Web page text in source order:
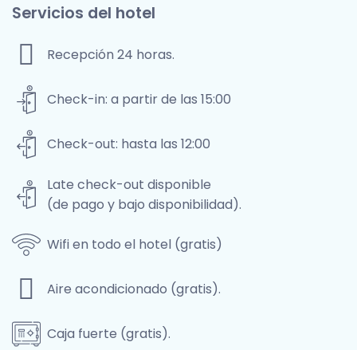
Servicios del hotel
Recepción 24 horas.
Check-in: a partir de las 15:00
Check-out: hasta las 12:00
Late check-out disponible
(de pago y bajo disponibilidad).
Wifi en todo el hotel (gratis)
Aire acondicionado (gratis).
Caja fuerte (gratis).